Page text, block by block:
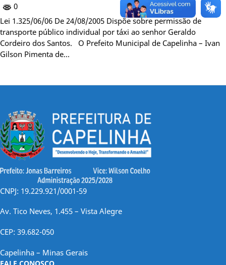
0
Lei 1.325/06/06 De 24/08/2005 Dispõe sobre permissão de
transporte público individual por táxi ao senhor Geraldo
Cordeiro dos Santos. O Prefeito Municipal de Capelinha – Ivan
Gilson Pimenta de…
CNPJ: 19.229.921/0001-59
Av. Tico Neves, 1.455 – Vista Alegre
CEP: 39.682-050
Capelinha – Minas Gerais